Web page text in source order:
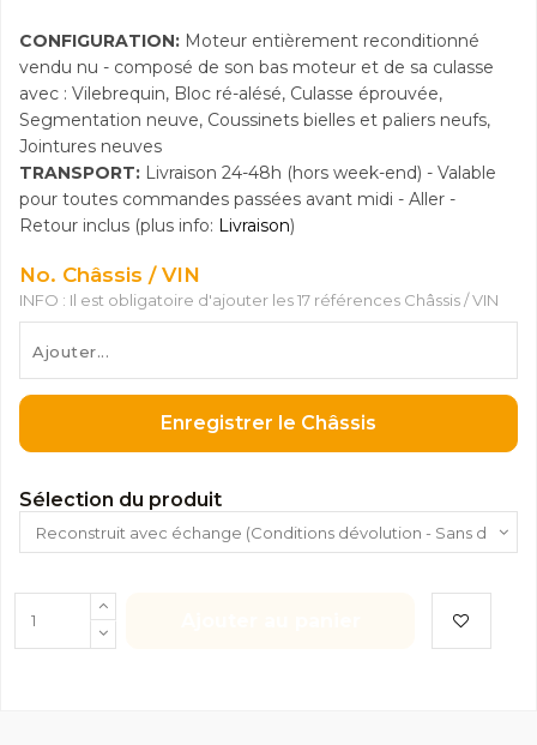
CONFIGURATION: Moteur entièrement reconditionné
vendu nu - composé de son bas moteur et de sa culasse
avec : Vilebrequin, Bloc ré-alésé, Culasse éprouvée,
Segmentation neuve, Coussinets bielles et paliers neufs,
Jointures neuves
TRANSPORT: Livraison 24-48h (hors week-end) - Valable
pour toutes commandes passées avant midi - Aller -
Retour inclus (plus info: Livraison)
No. Châssis / VIN
INFO : Il est obligatoire d'ajouter les 17 références Châssis / VIN
Enregistrer le Châssis
Sélection du produit